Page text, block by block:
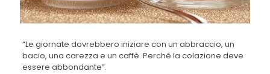
“Le giornate dovrebbero iniziare con un abbraccio, un
bacio, una carezza e un caffè. Perché la colazione deve
essere abbondante”.